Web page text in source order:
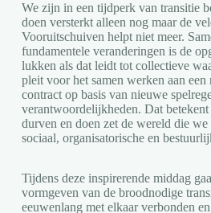
We zijn in een tijdperk van transitie
doen versterkt alleen nog maar de
Vooruitschuiven helpt niet meer.
fundamentele veranderingen is de
lukken als dat leidt tot collectieve
pleit voor het samen werken aan
contract op basis van nieuwe
verantwoordelijkheden. Dat
durven en doen zet de wereld die
sociaal, organisatorische en
Tijdens deze inspirerende middag
vormgeven van de broodnodige
eeuwenlang met elkaar verbonden